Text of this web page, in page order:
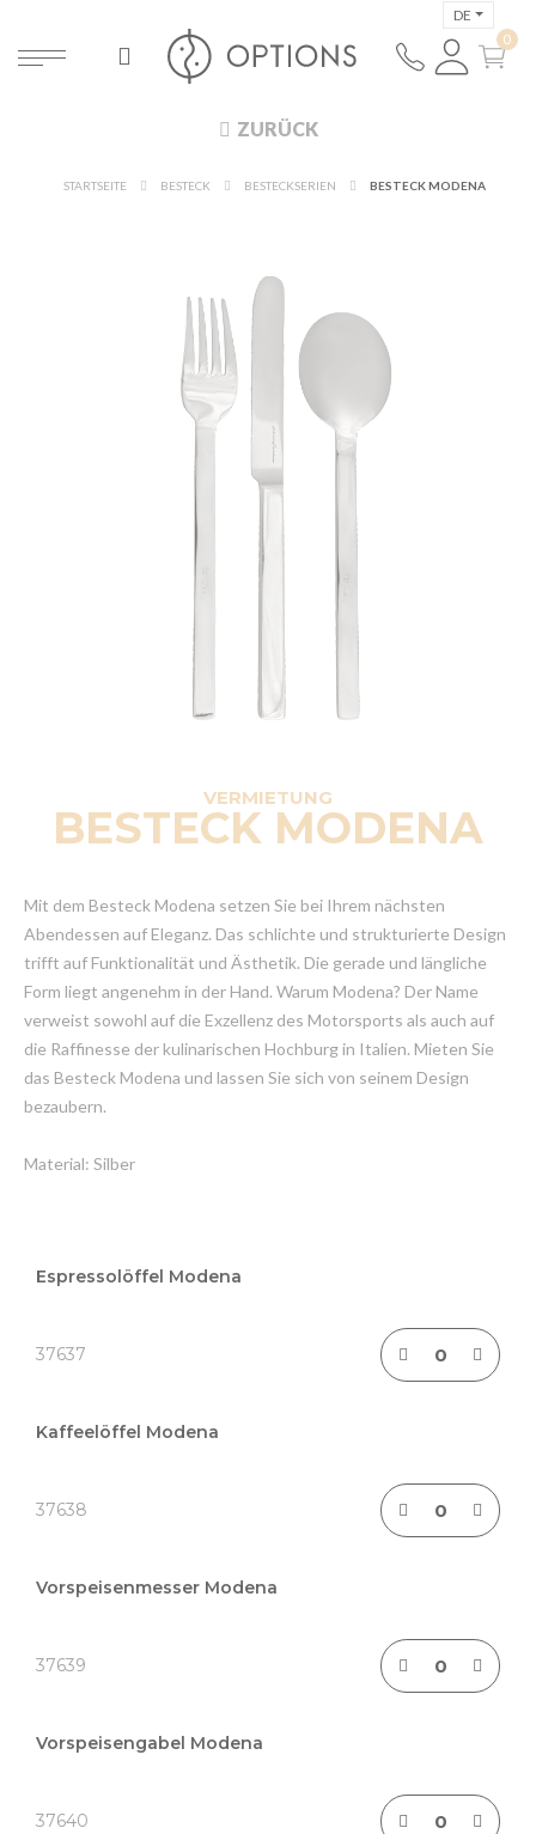
DE
ZURÜCK
STARTSEITE BESTECK BESTECKSERIEN BESTECK MODENA
VERMIETUNG
BESTECK MODENA
Mit dem Besteck Modena setzen Sie bei Ihrem nächsten
Abendessen auf Eleganz. Das schlichte und strukturierte Design
trifft auf Funktionalität und Ästhetik. Die gerade und längliche
Form liegt angenehm in der Hand. Warum Modena? Der Name
verweist sowohl auf die Exzellenz des Motorsports als auch auf
die Raffinesse der kulinarischen Hochburg in Italien. Mieten Sie
das Besteck Modena und lassen Sie sich von seinem Design
bezaubern.
Material: Silber
product
Espressolöffel Modena
37637
Kaffeelöffel Modena
37638
Vorspeisenmesser Modena
37639
Vorspeisengabel Modena
37640